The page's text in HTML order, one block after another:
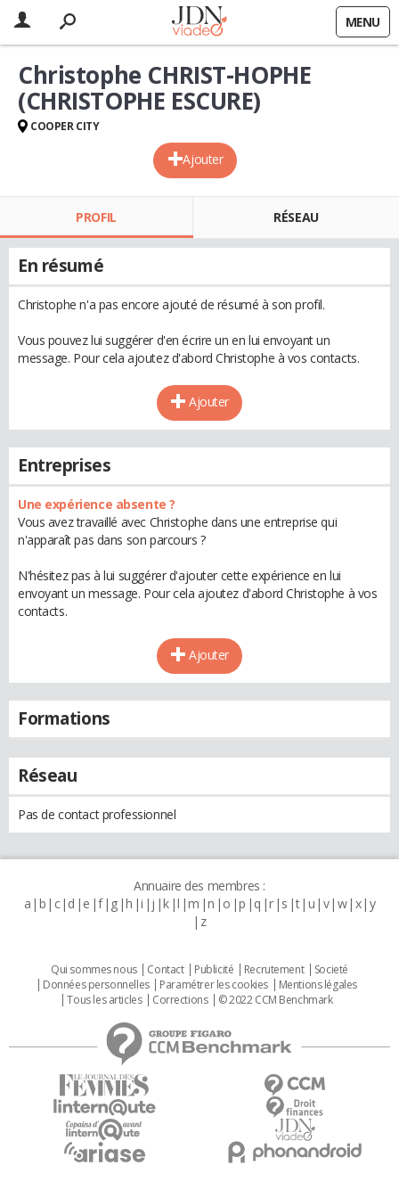
MENU
Ajouter
Christophe CHRIST-HOPHE
(CHRISTOPHE ESCURE)
COOPER CITY
PROFIL RÉSEAU
En résumé
Christophe n'a pas encore ajouté de résumé à son profil.
Vous pouvez lui suggérer d'en écrire un en lui envoyant un
message. Pour cela ajoutez d'abord Christophe à vos contacts.
Ajouter
Entreprises
Une expérience absente ?
Vous avez travaillé avec Christophe dans une entreprise qui
n'apparaît pas dans son parcours ?
N'hésitez pas à lui suggérer d'ajouter cette expérience en lui
envoyant un message. Pour cela ajoutez d'abord Christophe à vos
contacts.
Ajouter
Formations
Réseau
Pas de contact professionnel
Annuaire des membres :
a b c d e f g h i j k l m n o p q r s t u v w x y
z
Qui sommes nous Contact Publicité Recrutement
Societé
Données personnelles
Paramétrer les cookies
Mentions légales
Tous les articles
Corrections © 2022 CCM Benchmark